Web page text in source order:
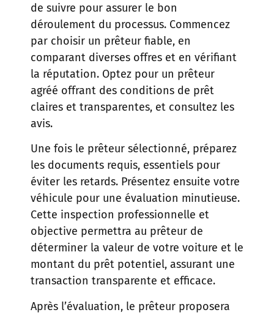
de suivre pour assurer le bon
déroulement du processus. Commencez
par choisir un prêteur fiable, en
comparant diverses offres et en vérifiant
la réputation. Optez pour un prêteur
agréé offrant des conditions de prêt
claires et transparentes, et consultez les
avis.
Une fois le prêteur sélectionné, préparez
les documents requis, essentiels pour
éviter les retards. Présentez ensuite votre
véhicule pour une évaluation minutieuse.
Cette inspection professionnelle et
objective permettra au prêteur de
déterminer la valeur de votre voiture et le
montant du prêt potentiel, assurant une
transaction transparente et efficace.
Après l’évaluation, le prêteur proposera